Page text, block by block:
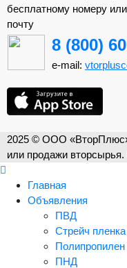
бесплатному номеру
почту
8 (800)
e-mail:
2025 © ООО
или продажи
Главная
Объявления
ПВД
Стрейч пленка
Полипропилен
ПНД